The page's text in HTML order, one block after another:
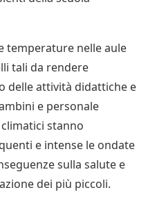
temperature nelle aule
tali da rendere
delle attività didattiche e
e personale
stanno
e intense le ondate
sulla salute e
dei più piccoli.